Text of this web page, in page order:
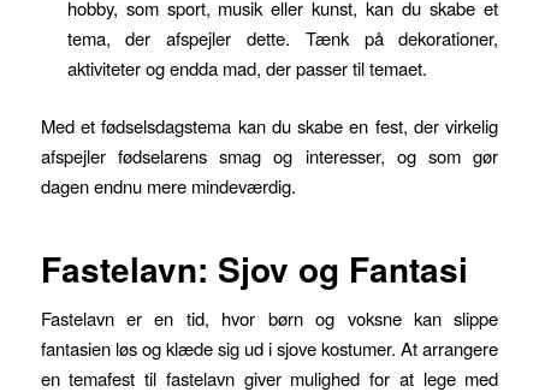
hobby, som sport, musik eller kunst, kan du skabe et
tema, der afspejler dette. Tænk på dekorationer,
aktiviteter og endda mad, der passer til temaet.
Med et fødselsdagstema kan du skabe en fest, der virkelig
afspejler fødselarens smag og interesser, og som gør
dagen endnu mere mindeværdig.
Fastelavn: Sjov og Fantasi
Fastelavn er en tid, hvor børn og voksne kan slippe
fantasien løs og klæde sig ud i sjove kostumer. At arrangere
en temafest til fastelavn giver mulighed for at lege med